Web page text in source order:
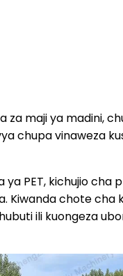
za maji ya madini,
chupa vinaweza
PET, kichujio cha
Kiwanda chote cha
ili kuongeza